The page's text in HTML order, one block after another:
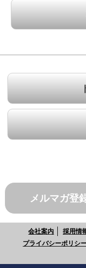
メルマガ登
会社案内 採用情
プライバシーポリシ